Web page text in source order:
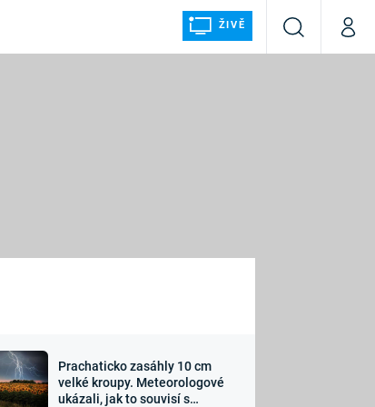
ŽIVĚ
VyhledáváníMůj
Sledujte nás
Prachaticko zasáhly 10 cm
velké kroupy. Meteorologové
ukázali, jak to souvisí s